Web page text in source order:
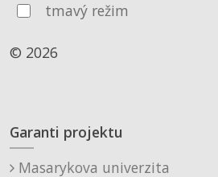
tmavý režim
© 2026
Garanti projektu
Masarykova univerzita